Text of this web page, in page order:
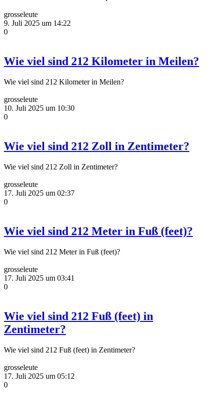
grosseleute
9. Juli 2025 um 14:22
0
Wie viel sind 212 Kilometer in Meilen?
Wie viel sind 212 Kilometer in Meilen?
grosseleute
10. Juli 2025 um 10:30
0
Wie viel sind 212 Zoll in Zentimeter?
Wie viel sind 212 Zoll in Zentimeter?
grosseleute
17. Juli 2025 um 02:37
0
Wie viel sind 212 Meter in Fuß (feet)?
Wie viel sind 212 Meter in Fuß (feet)?
grosseleute
17. Juli 2025 um 03:41
0
Wie viel sind 212 Fuß (feet) in
Zentimeter?
Wie viel sind 212 Fuß (feet) in Zentimeter?
grosseleute
17. Juli 2025 um 05:12
0